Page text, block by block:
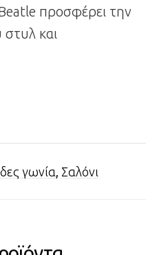
προσφέρει την
στυλ και
γωνία, Σαλόνι